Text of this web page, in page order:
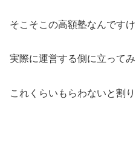
そこそこの高額塾なんです
実際に運営する側に立って
これくらいもらわないと割